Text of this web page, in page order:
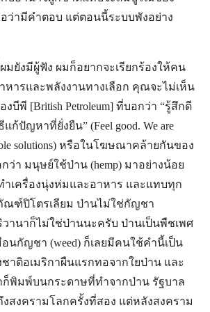
ว่ามีคำตอบ แต่ตอนนี้ระบบพังอย่าง
มยังมีผู้ฟัง ผมก็อยากจะเรียกร้องให้คน
ารและพลังงานทางเลือก คุณจะไม่เห็น
พี [British Petroleum] ที่บอกว่า “รู้สึกดี
แก้ปัญหาที่ยั่งยืน” (Feel good. We are
solutions) หรือในโฆษณาคล้ายกันของ
ว่า มนุษย์ใช้ป่าน (hemp) มาอย่างน้อย
ำเครื่องนุ่งห่มและอาหาร และแทบทุก
ณฑ์ปิโตรเลียม ป่านไม่ใช่กัญชา
วานาก็ไม่ใช่ป่านนะครับ ป่านเป็นพืชเพศ
นกัญชา (weed) ก็เลยมีคนใช้คำนี้เป็น
าติอเมริกาผืนแรกทอจากใยป่าน และ
ก็พิมพ์บนกระดาษที่ทำจากป่าน รัฐบาล
สงครามโลกครั้งที่สอง แต่หลังสงคราม